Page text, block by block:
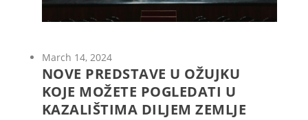
March 14, 2024
NOVE PREDSTAVE U OŽUJKU
KOJE MOŽETE POGLEDATI U
KAZALIŠTIMA DILJEM ZEMLJE